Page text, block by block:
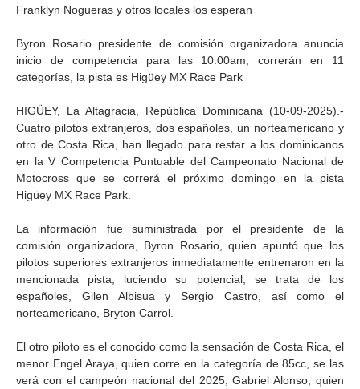
Franklyn Nogueras y otros locales los esperan
Byron Rosario presidente de comisión organizadora anuncia
inicio de competencia para las 10:00am, correrán en 11
categorías, la pista es Higüey MX Race Park
HIGÜEY, La Altagracia, República Dominicana (10-09-2025).-
Cuatro pilotos extranjeros, dos españoles, un norteamericano y
otro de Costa Rica, han llegado para restar a los dominicanos
en la V Competencia Puntuable del Campeonato Nacional de
Motocross que se correrá el próximo domingo en la pista
Higüey MX Race Park.
La información fue suministrada por el presidente de la
comisión organizadora, Byron Rosario, quien apuntó que los
pilotos superiores extranjeros inmediatamente entrenaron en la
mencionada pista, luciendo su potencial, se trata de los
españoles, Gilen Albisua y Sergio Castro, así como el
norteamericano, Bryton Carrol.
El otro piloto es el conocido como la sensación de Costa Rica, el
menor Engel Araya, quien corre en la categoría de 85cc, se las
verá con el campeón nacional del 2025, Gabriel Alonso, quien